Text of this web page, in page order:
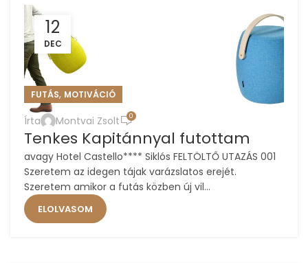
12
DEC
FUTÁS, MOTIVÁCIÓ
Írta Montvai Zsolt 0
Tenkes Kapitánnyal futottam
avagy Hotel Castello**** Siklós FELTÖLTŐ UTAZÁS 001
Szeretem az idegen tájak varázslatos erejét.
Szeretem amikor a futás közben új vil...
ELOLVASOM